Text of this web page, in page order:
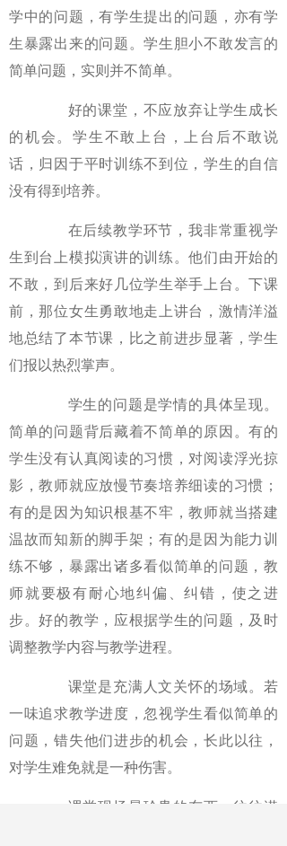
学中的问题，有学生提出的问题，亦有学
生暴露出来的问题。学生胆小不敢发言的
简单问题，实则并不简单。
好的课堂，不应放弃让学生成长
的机会。学生不敢上台，上台后不敢说
话，归因于平时训练不到位，学生的自信
没有得到培养。
在后续教学环节，我非常重视学
生到台上模拟演讲的训练。他们由开始的
不敢，到后来好几位学生举手上台。下课
前，那位女生勇敢地走上讲台，激情洋溢
地总结了本节课，比之前进步显著，学生
们报以热烈掌声。
学生的问题是学情的具体呈现。
简单的问题背后藏着不简单的原因。有的
学生没有认真阅读的习惯，对阅读浮光掠
影，教师就应放慢节奏培养细读的习惯；
有的是因为知识根基不牢，教师就当搭建
温故而知新的脚手架；有的是因为能力训
练不够，暴露出诸多看似简单的问题，教
师就要极有耐心地纠偏、纠错，使之进
步。好的教学，应根据学生的问题，及时
调整教学内容与教学进程。
课堂是充满人文关怀的场域。若
一味追求教学进度，忽视学生看似简单的
问题，错失他们进步的机会，长此以往，
对学生难免就是一种伤害。
课堂现场最珍贵的东西，往往潜